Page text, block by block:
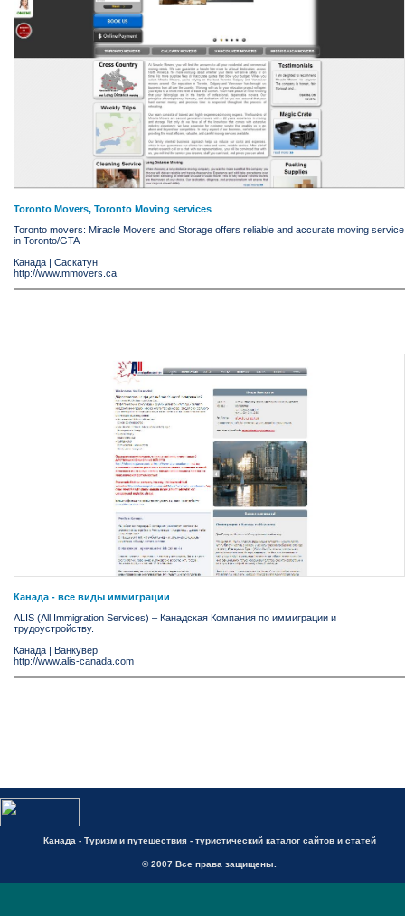
Toronto Movers, Toronto Moving services
Toronto movers: Miracle Movers and Storage offers reliable and accurate moving service
in Toronto/GTA
Канада | Саскатун
http://www.mmovers.ca
Канада - все виды иммиграции
ALIS (All Immigration Services) – Канадская Компания по иммиграции и
трудоустройству.
Канада | Ванкувер
http://www.alis-canada.com
Канада - Туризм и путешествия - туристический каталог сайтов и статей
© 2007 Все права защищены.